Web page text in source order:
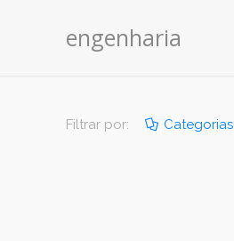
engenharia
Filtrar por: Categorias